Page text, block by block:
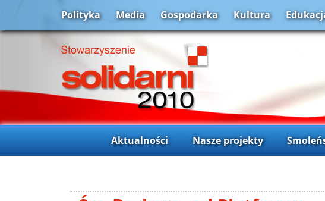
Polityka Media Gospodarka Kultura
Aktualności Nasze projekty